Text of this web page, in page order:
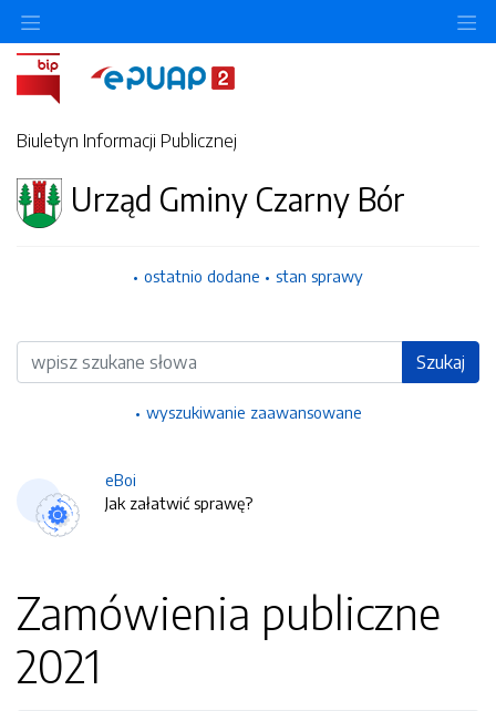
Biuletyn Informacji Publicznej
Urząd Gminy Czarny Bór
ostatnio dodane stan sprawy
Wyszukiwarka Szukaj
wyszukiwanie zaawansowane
eBoi
Jak załatwić sprawę?
Zamówienia publiczne
2021